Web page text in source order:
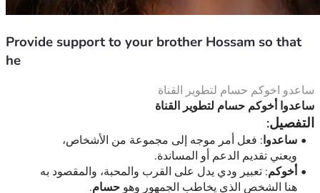
Provide support to your brother Hossam so that
he
ساعدو اخوكم حسام لتطوير القناة
ساعدوا أخوكم حسام لتطوير القناة
التفصيل:
ساعدوا
ويعني تقديم الدعم أو المساندة.
أخوكم
هنا الشخص الذي يخاطب الجمهور وهو حسام.